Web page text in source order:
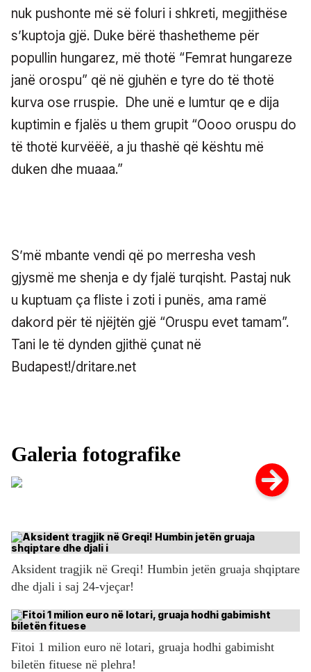
nuk pushonte më së foluri i shkreti, megjithëse
s’kuptoja gjë. Duke bërë thashetheme për
popullin hungarez, më thotë “Femrat hungareze
janë orospu” që në gjuhën e tyre do të thotë
kurva ose rruspie. Dhe unë e lumtur qe e dija
kuptimin e fjalës u them grupit “Oooo oruspu do
të thotë kurvëëë, a ju thashë që kështu më
duken dhe muaaa.”
S’më mbante vendi që po merresha vesh
gjysmë me shenja e dy fjalë turqisht. Pastaj nuk
u kuptuam ça fliste i zoti i punës, ama ramë
dakord për të njëjtën gjë “Oruspu evet tamam”.
Tani le të dynden gjithë çunat në
Budapest!/dritare.net
Aksident tragjik në Greqi! Humbin jetën gruaja shqiptare
dhe djali i saj 24-vjeçar!
Fitoi 1 milion euro në lotari, gruaja hodhi gabimisht
biletën fituese në plehra!